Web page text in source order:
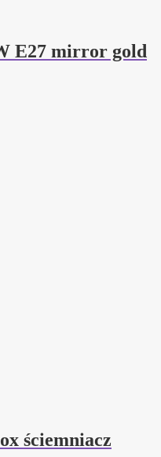
E27 mirror gold
ściemniacz